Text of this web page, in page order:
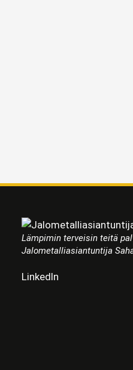
Lämpimin terveisin teitä
Jalometalliasiantuntija
LinkedIn